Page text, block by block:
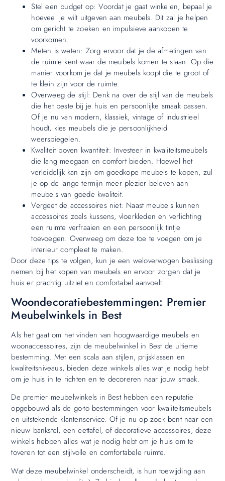
Stel een budget op: Voordat je gaat winkelen, bepaal je
hoeveel je wilt uitgeven aan meubels. Dit zal je helpen
om gericht te zoeken en impulsieve aankopen te
voorkomen.
Meten is weten: Zorg ervoor dat je de afmetingen van
de ruimte kent waar de meubels komen te staan. Op die
manier voorkom je dat je meubels koopt die te groot of
te klein zijn voor de ruimte.
Overweeg de stijl: Denk na over de stijl van de meubels
die het beste bij je huis en persoonlijke smaak passen.
Of je nu van modern, klassiek, vintage of industrieel
houdt, kies meubels die je persoonlijkheid
weerspiegelen.
Kwaliteit boven kwantiteit: Investeer in kwaliteitsmeubels
die lang meegaan en comfort bieden. Hoewel het
verleidelijk kan zijn om goedkope meubels te kopen, zul
je op de lange termijn meer plezier beleven aan
meubels van goede kwaliteit.
Vergeet de accessoires niet: Naast meubels kunnen
accessoires zoals kussens, vloerkleden en verlichting
een ruimte verfraaien en een persoonlijk tintje
toevoegen. Overweeg om deze toe te voegen om je
interieur compleet te maken.
Door deze tips te volgen, kun je een weloverwogen beslissing
nemen bij het kopen van meubels en ervoor zorgen dat je
huis er prachtig uitziet en comfortabel aanvoelt.
Woondecoratiebestemmingen: Premier
Meubelwinkels in Best
Als het gaat om het vinden van hoogwaardige meubels en
woonaccessoires, zijn de meubelwinkel in Best de ultieme
bestemming. Met een scala aan stijlen, prijsklassen en
kwaliteitsniveaus, bieden deze winkels alles wat je nodig hebt
om je huis in te richten en te decoreren naar jouw smaak.
De premier meubelwinkels in Best hebben een reputatie
opgebouwd als de go-to bestemmingen voor kwaliteitsmeubels
en uitstekende klantenservice. Of je nu op zoek bent naar een
nieuw bankstel, een eettafel, of decoratieve accessoires, deze
winkels hebben alles wat je nodig hebt om je huis om te
toveren tot een stijlvolle en comfortabele ruimte.
Wat deze meubelwinkel onderscheidt, is hun toewijding aan